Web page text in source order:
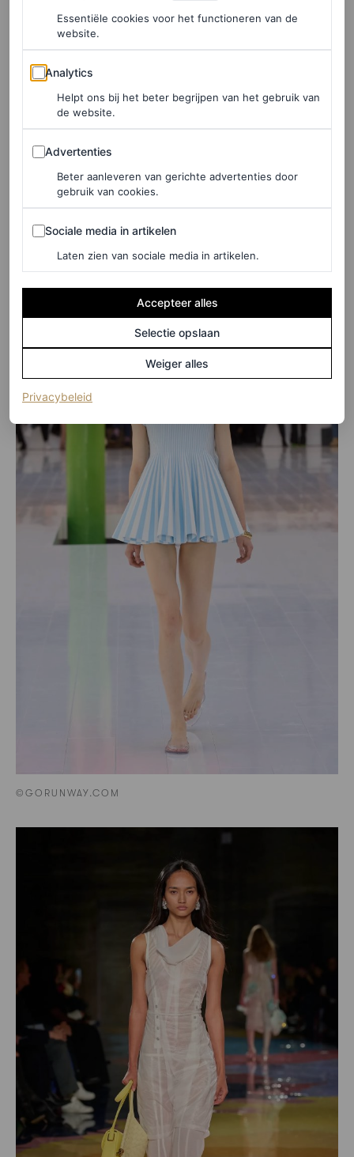
Bovendien heeft de online moderetailer achttien nieuwe
marktdirecteur Libby Page. Laarzen van Acne Studios en
Bottega Veneta zijn gemaakt van doorschijnend gaas om
net waar meer van de voet en het been te bedekken – met
name de modellen van Bottega (met zichtbare naden)
zijn zeer draagbaar.
Kortom, het devies als je je wil wagen aan de
schoenentrend van 2023? Pedicures in de aanslag.
©GORUNWAY.COM
Essentiële cookies voor het functioneren van de
website.
Analytics
Analytics
Helpt ons bij het beter begrijpen van het gebruik van
de website.
Advertenties
Advertenties
Beter aanleveren van gerichte advertenties door
gebruik van cookies.
Sociale media in artikelen
Sociale media in artikelen
Laten zien van sociale media in artikelen.
Accepteer alles
Selectie opslaan
Weiger alles
Privacybeleid